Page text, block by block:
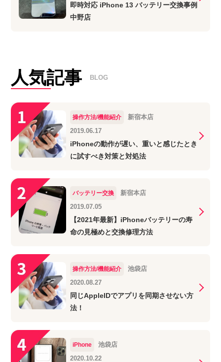
即時対応 iPhone 13 バッテリー交換事例
中野店
人気記事 BLOG
操作方法/機能紹介
新宿本店
2019.06.17
iPhoneの動作が遅い、重いと感じたとき
に試すべき対策と対処法
バッテリー交換
新宿本店
2019.07.05
【2021年最新】iPhoneバッテリーの寿
命の見極めと交換修理方法
操作方法/機能紹介
池袋店
2020.08.27
同じAppleIDでアプリを同期させない方
法！
iPhone
池袋店
2020.10.22